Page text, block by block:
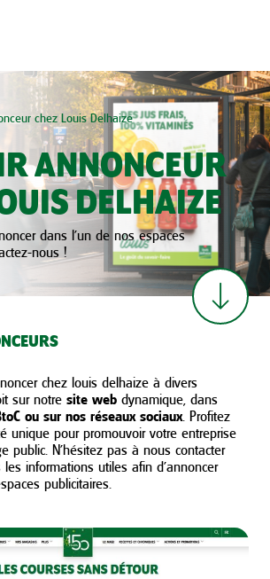
chez Louis Delhaize
ANNONCEUR
DELHAIZE
dans l’un de nos espaces
nous !
chez louis delhaize à divers
sur notre site web dynamique, dans
ou sur nos réseaux sociaux. Profitez
unique pour promouvoir votre entreprise
public. N’hésitez pas à nous contacter
informations utiles afin d’annoncer
publicitaires.